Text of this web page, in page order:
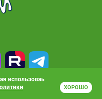
Полное или частичное
использоваь
ХОРОШО